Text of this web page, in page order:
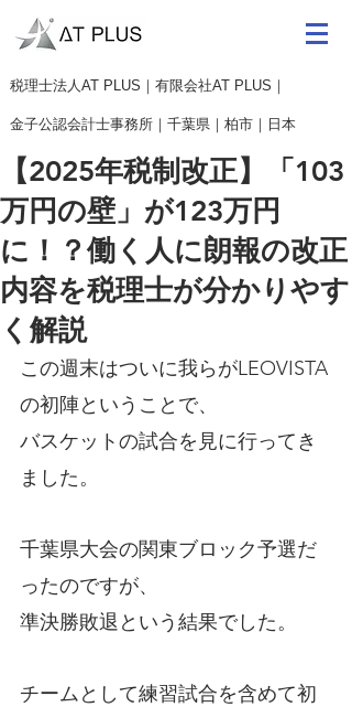
​税理士法人AT PLUS｜有限会社AT PLUS｜
金子公認会計士事務所｜ 千葉県｜柏市｜日本
【2025年税制改正】「103
万円の壁」が123万円
に！？働く人に朗報の改正
内容を税理士が分かりやす
く解説
この週末はついに我らがLEOVISTA
の初陣ということで、
バスケットの試合を見に行ってき
ました。
千葉県大会の関東ブロック予選だ
ったのですが、
準決勝敗退という結果でした。
チームとして練習試合を含めて初